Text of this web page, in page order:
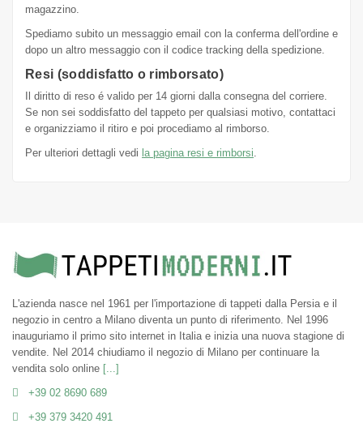
magazzino.
Spediamo subito un messaggio email con la conferma dell'ordine e
dopo un altro messaggio con il codice tracking della spedizione.
Resi (soddisfatto o rimborsato)
Il diritto di reso é valido per 14 giorni dalla consegna del corriere.
Se non sei soddisfatto del tappeto per qualsiasi motivo, contattaci
e organizziamo il ritiro e poi procediamo al rimborso.
Per ulteriori dettagli vedi la pagina resi e rimborsi
L'azienda nasce nel 1961 per l'importazione di tappeti dalla Persia e il
negozio in centro a Milano diventa un punto di riferimento. Nel 1996
inauguriamo il primo sito internet in Italia e inizia una nuova stagione di
vendite. Nel 2014 chiudiamo il negozio di Milano per continuare la
vendita solo online [...]
+39 02 8690 689
+39 379 3420 491